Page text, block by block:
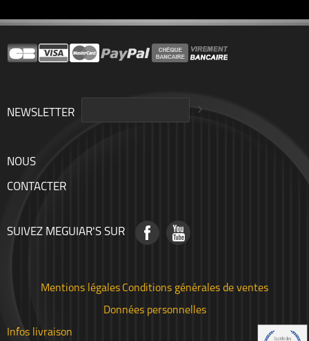
NEWSLETTER
NOUS
CONTACTER
SUIVEZ MEGUIAR'S SUR
Mentions légales Conditions générales de ventes
Données personnelles
Infos livraison